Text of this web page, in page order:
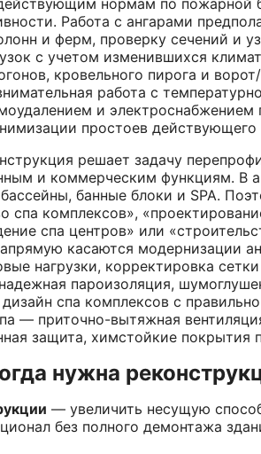
Работа с ангарами
и ферм, проверку сечений и
с учетом изменившихся
кровельного пирога и
работа с
и электроснабжением
простоев действующего
решает задачу
и коммерческим функциям. В
банные блоки и SPA.
спа комплексов»,
спа центров» или
касаются модернизации
нагрузки, корректировка
пароизоляция,
дизайн спа комплексов с
— приточно-вытяжная
защита, химстойкие покрытия
нужна
— увеличить несущую
без полного демонтажа